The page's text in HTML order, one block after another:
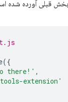
قبلی آورده شده
({
there!' ,
extension'